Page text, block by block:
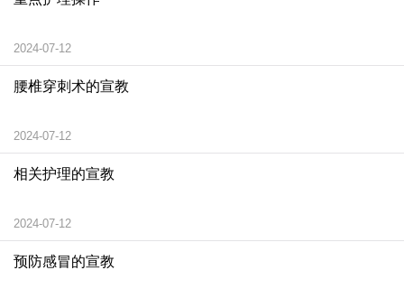
2024-07-12
腰椎穿刺术的宣教
2024-07-12
相关护理的宣教
2024-07-12
预防感冒的宣教